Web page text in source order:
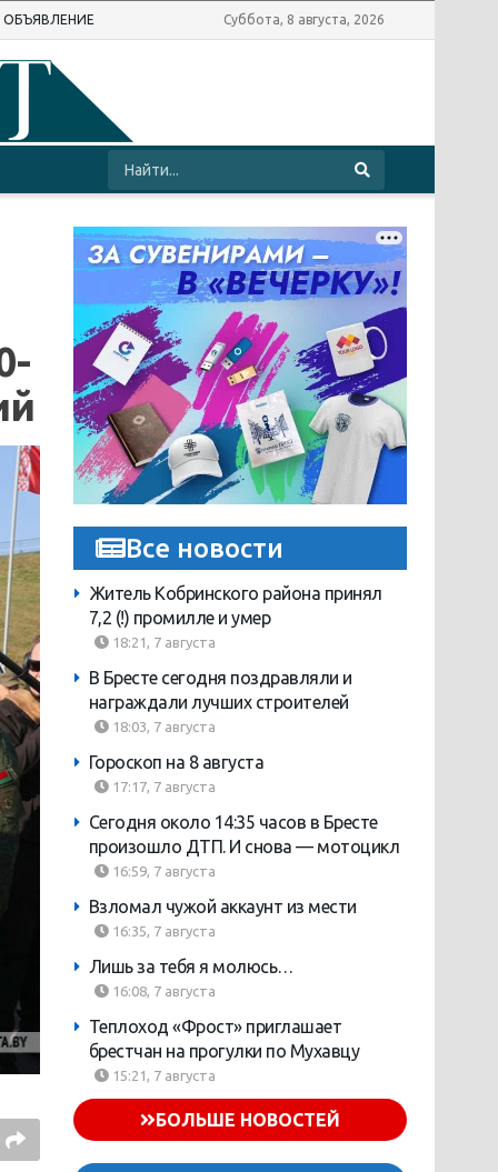
ОБЪЯВЛЕНИЕ Суббота, 8 августа, 2026
Все новости
Житель Кобринского района принял
7,2 (!) промилле и умер
18:21, 7 августа
В Бресте сегодня поздравляли и
награждали лучших строителей
18:03, 7 августа
Гороскоп на 8 августа
17:17, 7 августа
Сегодня около 14:35 часов в Бресте
произошло ДТП. И снова — мотоцикл
16:59, 7 августа
Взломал чужой аккаунт из мести
16:35, 7 августа
Лишь за тебя я молюсь…
16:08, 7 августа
Теплоход «Фрост» приглашает
брестчан на прогулки по Мухавцу
15:21, 7 августа
БОЛЬШЕ НОВОСТЕЙ